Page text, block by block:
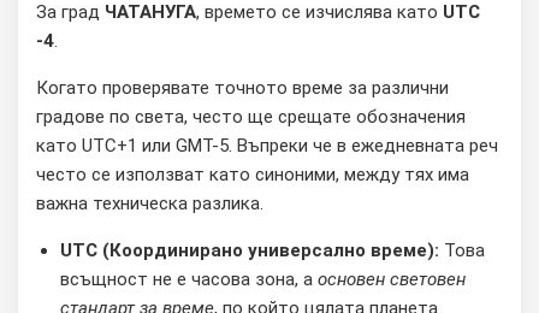
За град ЧАТАНУГА, времето се изчислява като UTC
-4.
Когато проверявате точното време за различни
градове по света, често ще срещате обозначения
като UTC+1 или GMT-5. Въпреки че в ежедневната реч
често се използват като синоними, между тях има
важна техническа разлика.
UTC (Координирано универсално време): Това
всъщност не е часова зона, а основен световен
стандарт за време, по който цялата планета